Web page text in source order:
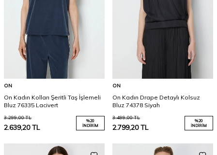
ON
On Kadın Kolları Şeritli Taş İşlemeli
Bluz 76335 Lacivert
3.299,00TL
2.639,20TL
%20
İNDIRIM
ON
On Kadın Drape Detaylı Kolsuz
Bluz 74378 Siyah
3.499,00TL
2.799,20TL
%20
İNDIRIM